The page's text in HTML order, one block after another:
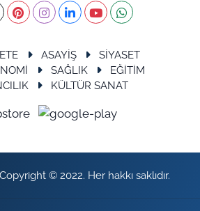
ASAYİŞ
SİYASET
SAĞLIK
EĞİTİM
KÜLTÜR SANAT
Copyright © 2022. Her hakkı saklıdır.